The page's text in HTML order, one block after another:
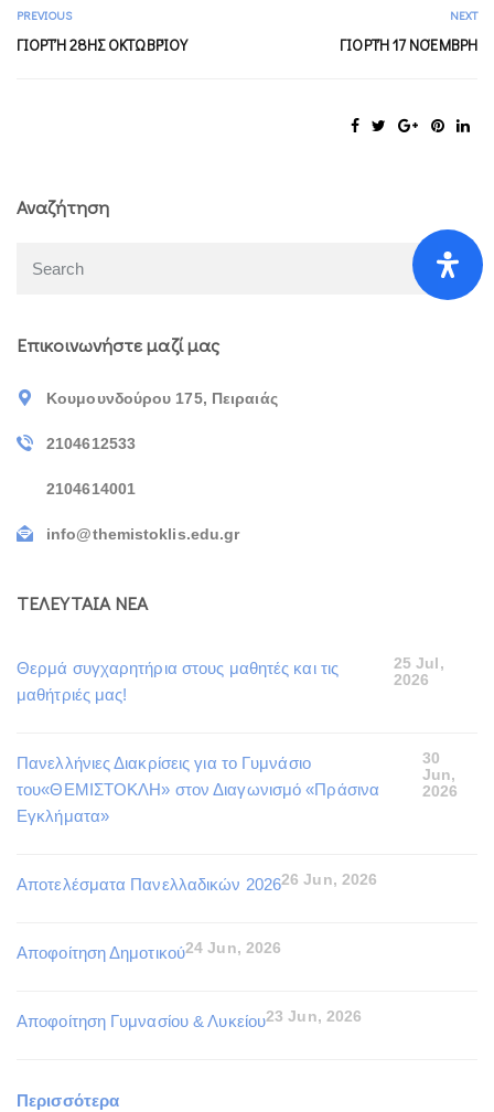
PREVIOUS
ΓΙΟΡΤΉ 28ΗΣ ΟΚΤΩΒΡΊΟΥ
NEXT
ΓΙΟΡΤΉ 17 ΝΟΈΜΒΡΗ
Αναζήτηση
Επικοινωνήστε μαζί μας
Κουμουνδούρου 175, Πειραιάς
2104612533
2104614001
info@themistoklis.edu.gr
ΤΕΛΕΥΤΑΙΑ ΝΕΑ
Θερμά συγχαρητήρια στους μαθητές και τις
μαθήτριές μας!
25 Jul,
2026
Πανελλήνιες Διακρίσεις για το Γυμνάσιο
του«ΘΕΜΙΣΤΟΚΛΗ» στον Διαγωνισμό «Πράσινα
Εγκλήματα»
30
Jun,
2026
Αποτελέσματα Πανελλαδικών 202626 Jun, 2026
Αποφοίτηση Δημοτικού24 Jun, 2026
Αποφοίτηση Γυμνασίου & Λυκείου23 Jun, 2026
Περισσότερα